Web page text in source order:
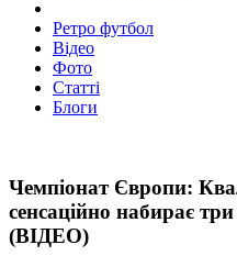
Ретро футбол
Відео
Фото
Статті
Блоги
Чемпіонат Європи:
сенсаційно набирає
(ВІДЕО)